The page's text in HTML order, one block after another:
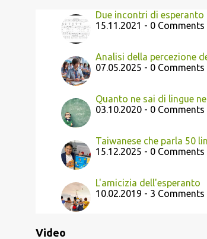
Due incontri di
15.11.2021 - 0 Comments
Analisi della percezione
07.05.2025 - 0 Comments
Quanto ne sai di lingue
03.10.2020 - 0 Comments
Taiwanese che parla 50
15.12.2025 - 0 Comments
L'amicizia dell'esperanto
10.02.2019 - 3 Comments
Video